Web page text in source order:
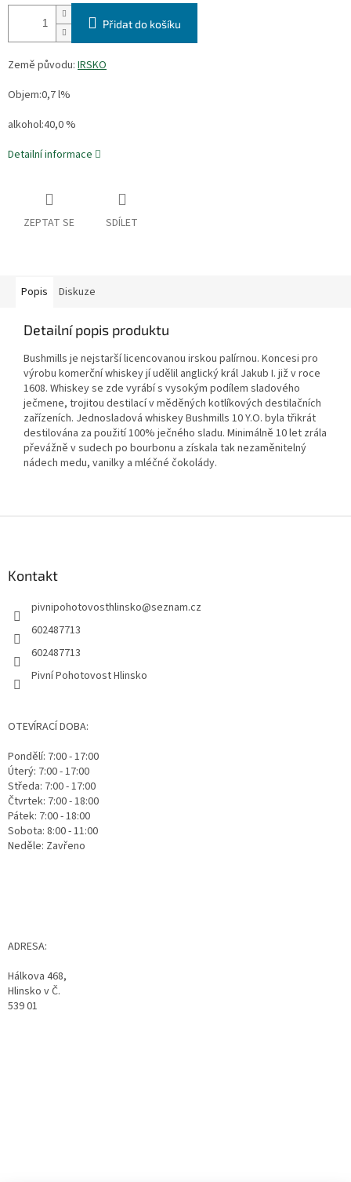
Přidat do košíku
Země původu: IRSKO
Objem:0,7 l%
alkohol:40,0 %
Detailní informace
ZEPTAT SE SDÍLET
Popis Diskuze
Detailní popis produktu
Bushmills je nejstarší licencovanou irskou palírnou. Koncesi pro
výrobu komerční whiskey jí udělil anglický král Jakub I. již v roce
1608. Whiskey se zde vyrábí s vysokým podílem sladového
ječmene, trojitou destilací v měděných kotlíkových destilačních
zařízeních. Jednosladová whiskey Bushmills 10 Y.O. byla třikrát
destilována za použití 100% ječného sladu. Minimálně 10 let zrála
převážně v sudech po bourbonu a získala tak nezaměnitelný
nádech medu, vanilky a mléčné čokolády.
Kontakt
pivnipohotovosthlinsko@seznam.cz
602487713
602487713
Pivní Pohotovost Hlinsko
OTEVÍRACÍ DOBA:
Pondělí: 7:00 - 17:00
Úterý: 7:00 - 17:00
Středa: 7:00 - 17:00
Čtvrtek: 7:00 - 18:00
Pátek: 7:00 - 18:00
Sobota: 8:00 - 11:00
Neděle: Zavřeno
ADRESA:
Hálkova 468,
Hlinsko v Č.
539 01